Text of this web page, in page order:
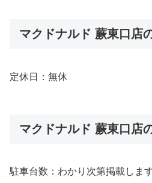
マクドナルド 蕨東口店
定休日：無休
マクドナルド 蕨東口店
駐車台数：わかり次第掲載しま